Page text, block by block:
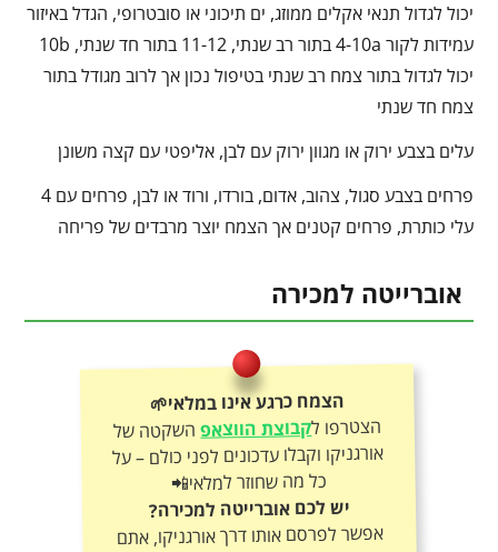
יכול לגדול תנאי אקלים ממוזג, ים תיכוני או סובטרופי, הגדל באיזור
עמידות לקור 4-10a בתור רב שנתי, 11-12 בתור חד שנתי, 10b
יכול לגדול בתור צמח רב שנתי בטיפול נכון אך לרוב מגודל בתור
צמח חד שנתי
עלים בצבע ירוק או מגוון ירוק עם לבן, אליפטי עם קצה משונן
פרחים בצבע סגול, צהוב, אדום, בורדו, ורוד או לבן, פרחים עם 4
עלי כותרת, פרחים קטנים אך הצמח יוצר מרבדים של פריחה
אוברייטה למכירה
הצמח כרגע אינו במלאי🌱
הצטרפו לקבוצת הווצאפהשקטה של
אורגניקו וקבלו עדכונים לפני כולם – על
כל מה שחוזר למלאי📲
יש לכם אוברייטה למכירה?
אפשר לפרסם אותו דרך אורגניקו, אתם
קובעים את המחיר ואנחנו נעזור בפרסום